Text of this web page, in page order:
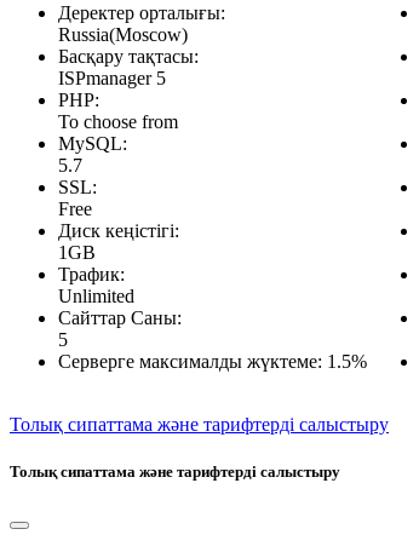
Деректер орталығы:
Russia(Moscow)
Басқару тақтасы:
ISPmanager 5
PHP:
To choose from
MySQL:
5.7
SSL:
Free
Диск кеңістігі:
1GB
Трафик:
Unlimited
Сайттар Саны:
5
Серверге максималды жүктеме: 1.5%
Толық сипаттама және тарифтерді салыстыру
Толық сипаттама және тарифтерді салыстыру